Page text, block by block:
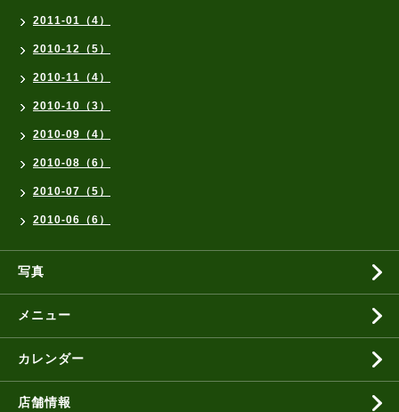
2011-01（4）
2010-12（5）
2010-11（4）
2010-10（3）
2010-09（4）
2010-08（6）
2010-07（5）
2010-06（6）
写真
メニュー
カレンダー
店舗情報